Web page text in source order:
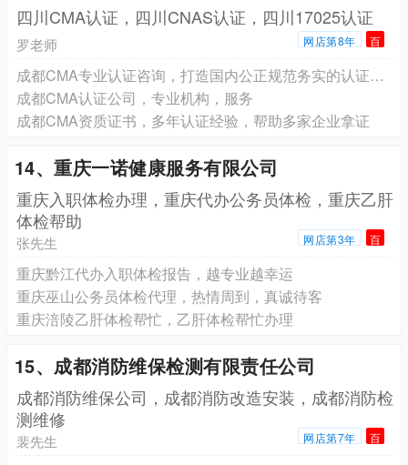
四川CMA认证，四川CNAS认证，四川17025认证
罗老师 网店第8年 百
成都CMA专业认证咨询，打造国内公正规范务实的认证机构
成都CMA认证公司，专业机构，服务
成都CMA资质证书，多年认证经验，帮助多家企业拿证
14、重庆一诺健康服务有限公司
重庆入职体检办理，重庆代办公务员体检，重庆乙肝
体检帮助
张先生 网店第3年 百
重庆黔江代办入职体检报告，越专业越幸运
重庆巫山公务员体检代理，热情周到，真诚待客
重庆涪陵乙肝体检帮忙，乙肝体检帮忙办理
15、成都消防维保检测有限责任公司
成都消防维保公司，成都消防改造安装，成都消防检
测维修
裴先生 网店第7年 百